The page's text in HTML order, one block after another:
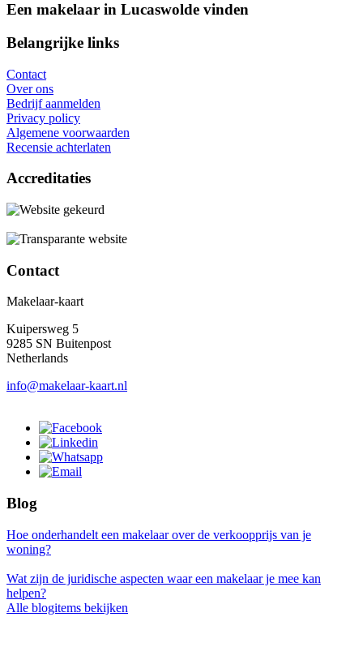
Een makelaar in Lucaswolde vinden
Belangrijke links
Contact
Over ons
Bedrijf aanmelden
Privacy policy
Algemene voorwaarden
Recensie achterlaten
Accreditaties
Contact
Makelaar-kaart
Kuipersweg 5
9285 SN Buitenpost
Netherlands
info@makelaar-kaart.nl
Blog
Hoe onderhandelt een makelaar over de verkoopprijs van je
woning?
Wat zijn de juridische aspecten waar een makelaar je mee kan
helpen?
Alle blogitems bekijken